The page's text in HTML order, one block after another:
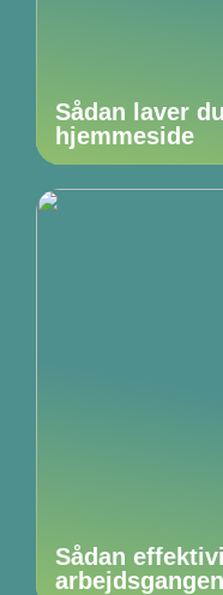
Sådan laver
hjemmeside
Sådan